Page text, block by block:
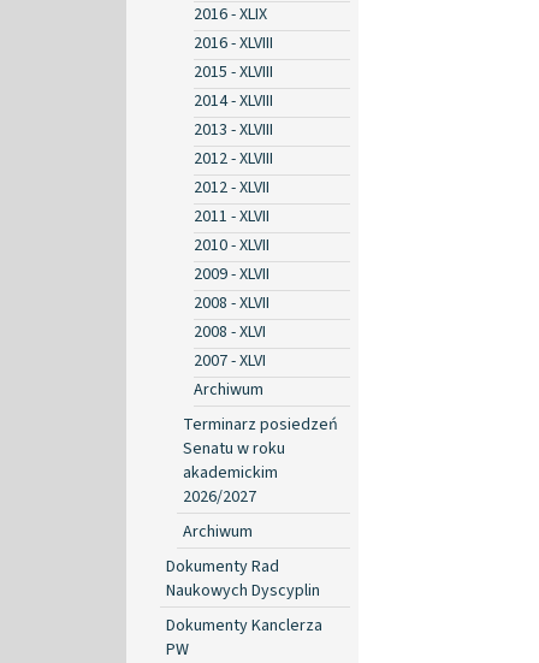
2016 - XLIX
2016 - XLVIII
2015 - XLVIII
2014 - XLVIII
2013 - XLVIII
2012 - XLVIII
2012 - XLVII
2011 - XLVII
2010 - XLVII
2009 - XLVII
2008 - XLVII
2008 - XLVI
2007 - XLVI
Archiwum
Terminarz posiedzeń
Senatu w roku
akademickim
2026/2027
Archiwum
Dokumenty Rad
Naukowych Dyscyplin
Dokumenty Kanclerza
PW